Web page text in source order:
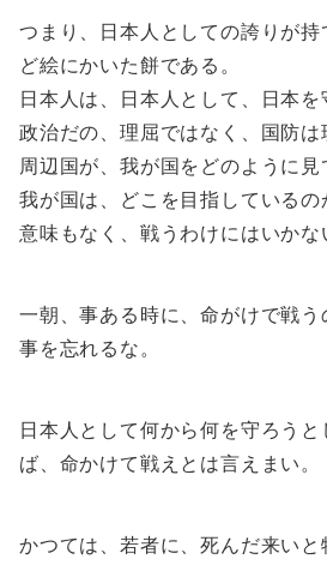
つまり、日本人としての誇りが
ど絵にかいた餅である。
日本人は、日本人として、日本を
政治だの、理屈ではなく、国防は
周辺国が、我が国をどのように見
我が国は、どこを目指しているの
意味もなく、戦うわけにはいかな
一朝、事ある時に、命がけで戦う
事を忘れるな。
日本人として何から何を守ろう
ば、命かけて戦えとは言えまい。
かつては、若者に、死んだ来い